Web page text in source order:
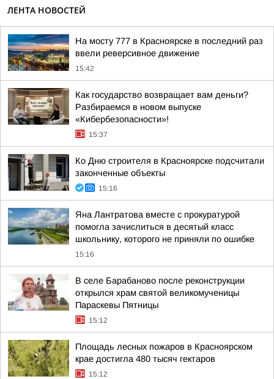
ЛЕНТА НОВОСТЕЙ
На мосту 777 в Красноярске в последний раз
ввели реверсивное движение
15:42
Как государство возвращает вам деньги?
Разбираемся в новом выпуске
«Кибербезопасности»!
15:37
Ко Дню строителя в Красноярске подсчитали
законченные объекты
15:16
Яна Лантратова вместе с прокуратурой
помогла зачислиться в десятый класс
школьнику, которого не приняли по ошибке
15:16
В селе Барабаново после реконструкции
открылся храм святой великомученицы
Параскевы Пятницы
15:12
Площадь лесных пожаров в Красноярском
крае достигла 480 тысяч гектаров
15:12